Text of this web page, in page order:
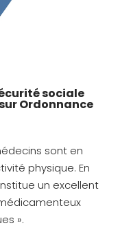
sociale
Ordonnance
sont en
physique. En
un excellent
».